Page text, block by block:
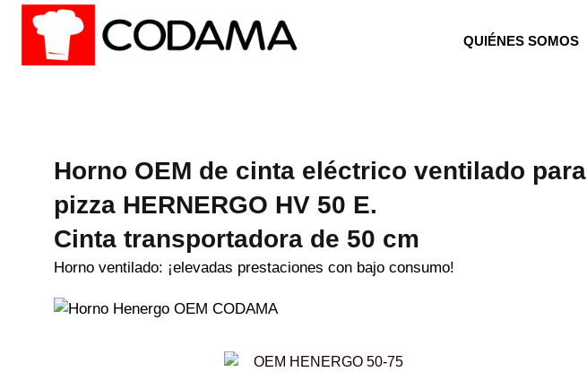
QUIÉNES SOMOS
Horno OEM de cinta eléctrico ventilado para
pizza HERNERGO HV 50 E.
Cinta transportadora de 50 cm
Horno ventilado: ¡elevadas prestaciones con bajo consumo!